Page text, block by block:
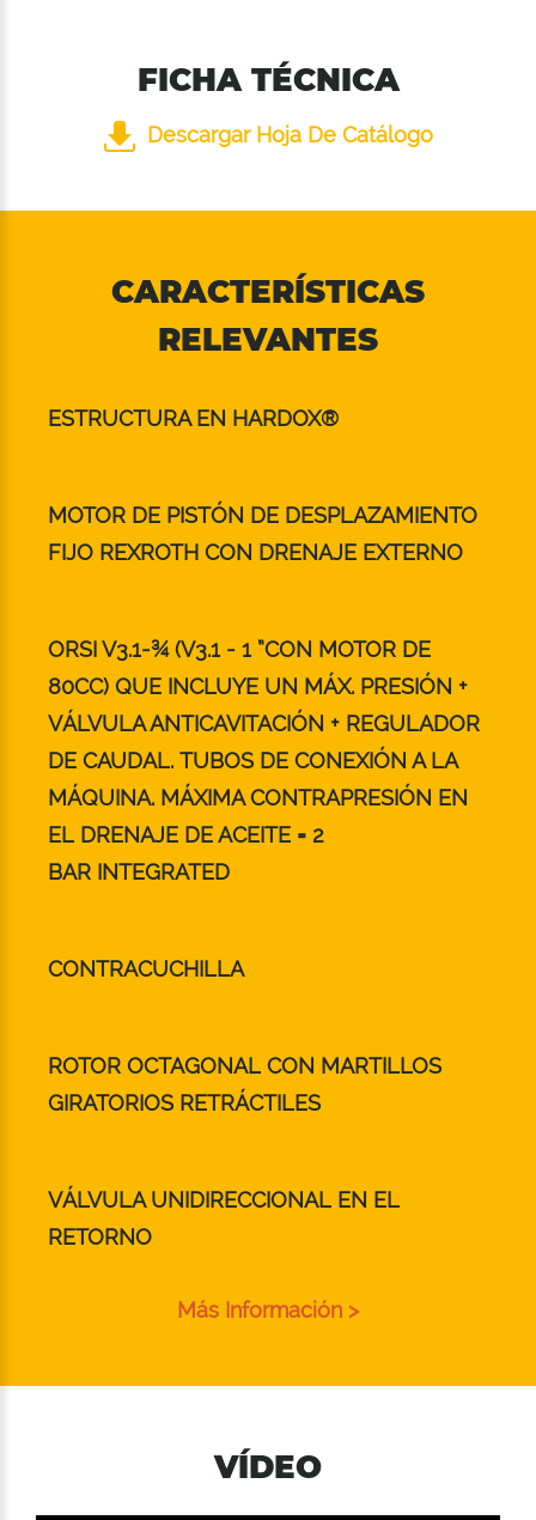
FICHA TÉCNICA
Descargar Hoja De Catálogo
CARACTERÍSTICAS
RELEVANTES
ESTRUCTURA EN HARDOX®
MOTOR DE PISTÓN DE DESPLAZAMIENTO
FIJO REXROTH CON DRENAJE EXTERNO
ORSI V3.1-¾ (V3.1 - 1 ”CON MOTOR DE
80CC) QUE INCLUYE UN MÁX. PRESIÓN +
VÁLVULA ANTICAVITACIÓN + REGULADOR
DE CAUDAL. TUBOS DE CONEXIÓN A LA
MÁQUINA. MÁXIMA CONTRAPRESIÓN EN
EL DRENAJE DE ACEITE = 2
BAR INTEGRATED
CONTRACUCHILLA
ROTOR OCTAGONAL CON MARTILLOS
GIRATORIOS RETRÁCTILES
VÁLVULA UNIDIRECCIONAL EN EL
RETORNO
Más Información >
VÍDEO